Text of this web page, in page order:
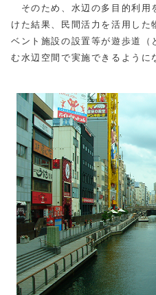
そのため、水辺の多目的利用
けた結果、民間活力を活用した
ベント施設の設置等が遊歩道（
む水辺空間で実施できるように